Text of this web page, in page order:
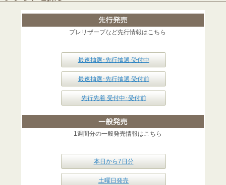
プレリザーブなど先行情報はこちら
最速抽選･先行抽選 受付中
最速抽選･先行抽選 受付前
先行先着 受付中･受付前
1週間分の一般発売情報はこちら
本日から7日分
土曜日発売